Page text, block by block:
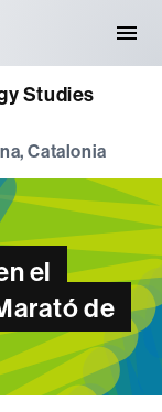
Studies
Catalonia
el
de